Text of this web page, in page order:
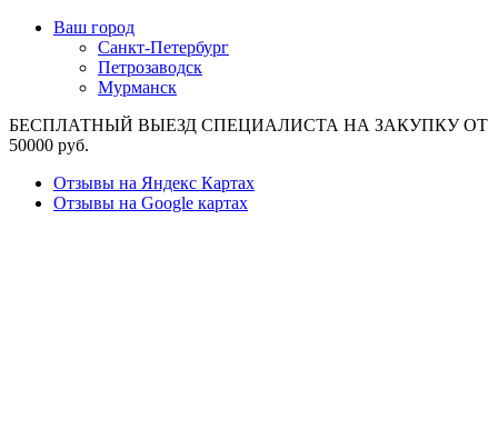
Ваш город
Санкт-Петербург
Петрозаводск
Мурманск
БЕСПЛАТНЫЙ ВЫЕЗД СПЕЦИАЛИСТА НА ЗАКУПКУ ОТ
50000 руб.
Отзывы на Яндекс Картах
Отзывы на Google картах